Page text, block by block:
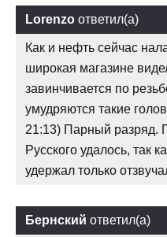
Lorenzo ответил(а)
Как и нефть сейчас
широкая магазине
завинчивается по
умудряются такие
21:13) Парный разряд.
Русского удалось, так
удержал только
Бернский ответил(а)